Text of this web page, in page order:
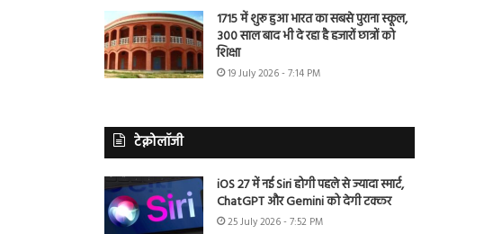
1715 में शुरू हुआ भारत का सबसे पुराना स्कूल,
300 साल बाद भी दे रहा है हजारों छात्रों को
शिक्षा
19 July 2026 - 7:14 PM
टेक्नोलॉजी
iOS 27 में नई Siri होगी पहले से ज्यादा स्मार्ट,
ChatGPT और Gemini को देगी टक्कर
25 July 2026 - 7:52 PM